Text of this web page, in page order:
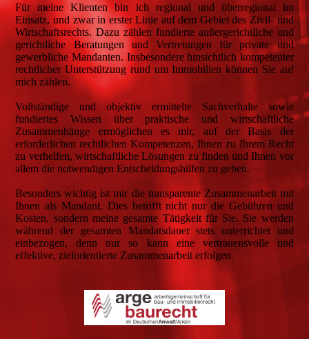
Für meine Klienten bin ich regional und überregional im
Einsatz, und zwar in erster Linie auf dem Gebiet des Zivil- und
Wirtschaftsrechts. Dazu zählen fundierte außergerichtliche und
gerichtliche Beratungen und Vertretungen für private und
gewerbliche Mandanten. Insbesondere hinsichtlich kompetenter
rechtlicher Unterstützung rund um Immobilien können Sie auf
mich zählen.
Vollständige und objektiv ermittelte Sachverhalte sowie
fundiertes Wissen über praktische und wirtschaftliche
Zusammenhänge ermöglichen es mir, auf der Basis der
erforderlichen rechtlichen Kompetenzen, Ihnen zu Ihrem Recht
zu verhelfen, wirtschaftliche Lösungen zu finden und Ihnen vor
allem die notwendigen Entscheidungshilfen zu geben.
Besonders wichtig ist mir die transparente Zusammenarbeit mit
Ihnen als Mandant. Dies betrifft nicht nur die Gebühren und
Kosten, sondern meine gesamte Tätigkeit für Sie. Sie werden
während der gesamten Mandatsdauer stets unterrichtet und
einbezogen, denn nur so kann eine vertrauensvolle und
effektive, zielorientierte Zusammenarbeit erfolgen.